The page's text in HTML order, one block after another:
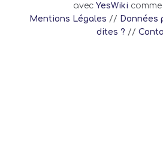
avec YesWiki
Mentions Légales // Données
dites ? //